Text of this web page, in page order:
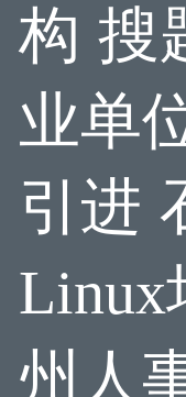
构 搜
业单
引进
Linux
州人